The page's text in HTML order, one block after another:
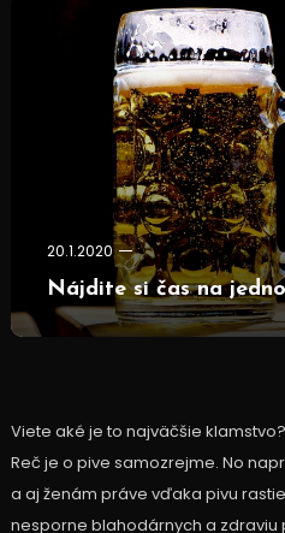
20.1.2020
Nájdite si čas na
Viete aké je to najväčšie
Reč je o pive samozrejme. No
a aj ženám práve vďaka pivu
nesporne blahodárnych a zdraviu